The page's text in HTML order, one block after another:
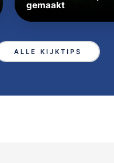
gemaakt
ALLE KIJKTIPS